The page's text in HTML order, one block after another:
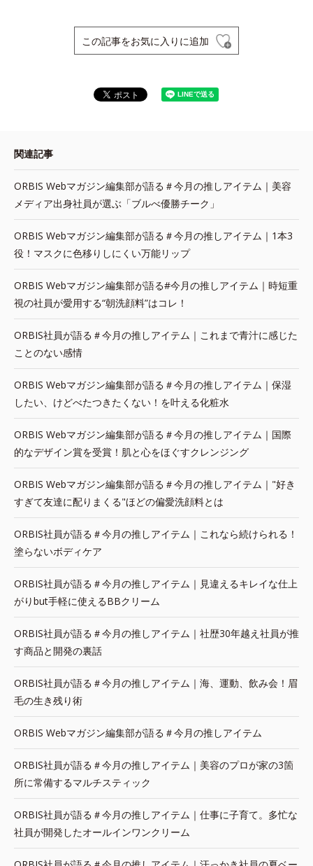
この記事をお気に入りに追加
関連記事
ORBIS Webマガジン編集部が語る＃今月の推しアイテム｜美容
メディア出身社員が選ぶ「ブルべ優勝チーク」
ORBIS Webマガジン編集部が語る＃今月の推しアイテム｜1本3
役！マスクに色移りしにくい万能リップ
ORBIS Webマガジン編集部が語る#今月の推しアイテム｜時短重
視の社員が愛用する“朝洗顔料”はコレ！
ORBIS社員が語る＃今月の推しアイテム｜これまで青汁に感じた
ことのない感情
ORBIS Webマガジン編集部が語る＃今月の推しアイテム｜保湿
したい、けどべたつきたくない！を叶える化粧水
ORBIS Webマガジン編集部が語る＃今月の推しアイテム｜国際
的なデザイン賞を受賞！肌と心をほぐすクレンジング
ORBIS Webマガジン編集部が語る＃今月の推しアイテム｜"好き
すぎて友達に配りまくる"ほどの偏愛洗顔料とは
ORBIS社員が語る＃今月の推しアイテム｜これなら続けられる！
塗らないボディケア
ORBIS社員が語る＃今月の推しアイテム｜見違えるキレイな仕上
がりbut手軽に使えるBBクリーム
ORBIS社員が語る＃今月の推しアイテム｜社歴30年越え社員が推
す商品と開発の裏話
ORBIS社員が語る＃今月の推しアイテム｜海、運動、飲み会！眉
毛の生き残り術
ORBIS Webマガジン編集部が語る＃今月の推しアイテム
ORBIS社員が語る＃今月の推しアイテム｜美容のプロが家の3箇
所に常備するマルチスティック
ORBIS社員が語る＃今月の推しアイテム｜仕事に子育て。多忙な
社員が開発したオールインワンクリーム